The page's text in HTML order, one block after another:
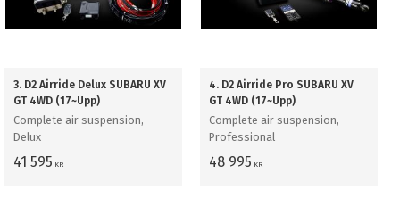
3. D2 Airride Delux SUBARU XV
GT 4WD (17~Upp)
Complete air suspension,
Delux
41 595 KR
4. D2 Airride Pro SUBARU XV
GT 4WD (17~Upp)
Complete air suspension,
Professional
48 995 KR